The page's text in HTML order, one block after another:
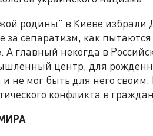
родины" в Киеве избрали
сепаратизм, как пытаются
А главный некогда в
центр, для
не мог быть для него
конфликта в